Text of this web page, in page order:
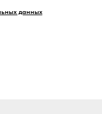
данных